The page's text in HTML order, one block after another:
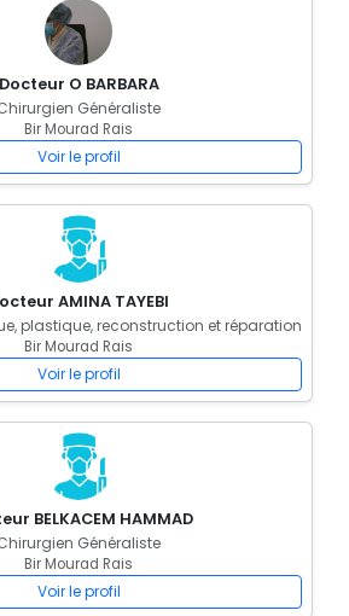
Docteur O BARBARA
Généraliste
Bir Mourad Rais
Voir le profil
AMINA TAYEBI
plastique, reconstruction et réparation
Bir Mourad Rais
Voir le profil
BELKACEM HAMMAD
Généraliste
Bir Mourad Rais
Voir le profil